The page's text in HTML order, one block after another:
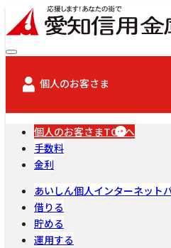
個人のお客さま
個人のお客さまTOPへ
手数料
金利
あいしん個人インターネット
借りる
貯める
運用する